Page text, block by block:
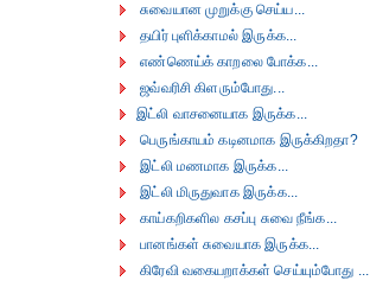
சுவையான முறுக்கு செய்ய...
தயிர் புளிக்காமல் இருக்க...
எண்ணெய்க் காறலை போக்க...
ஜவ்வரிசி கிளரும்போது...
இட்லி வாசனையாக இருக்க...
பெருங்காயம் கடினமாக இருக்கிறதா?
இட்லி மணமாக இருக்க...
இட்லி மிருதுவாக இருக்க...
காய்கறிகளில கசப்பு சுவை நீங்க...
பானங்கள் சுவையாக இருக்க...
கிரேவி வகையறாக்கள் செய்யும்போது ...